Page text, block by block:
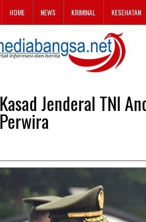
HOME NEWS KRIMINAL KESEHATAN
Kasad Jenderal TNI
Perwira